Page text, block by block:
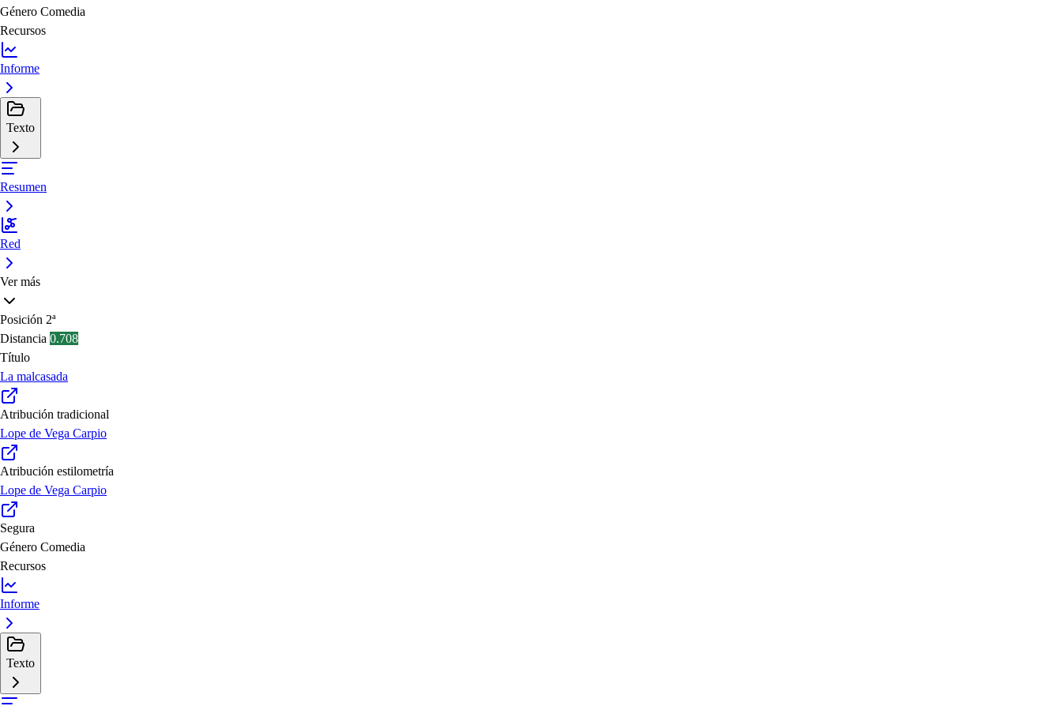
Género Comedia
Recursos
Informe
Texto
Resumen
Red
Ver más
Posición 2ª
Distancia 0.708
Título
La malcasada
Atribución tradicional
Lope de Vega Carpio
Atribución estilometría
Lope de Vega Carpio
Segura
Género Comedia
Recursos
Informe
Texto